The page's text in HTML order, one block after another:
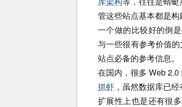
管这些站点基本都是
一个做的比较好的倒
与一些很有参考价值
站点必备的参考信息。
在国内，很多 Web
抓虾 ，虽然数据库已
扩展性上也是还有很